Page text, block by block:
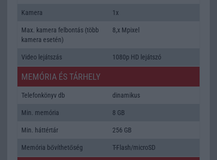
Kamera 1x
Max. kamera felbontás (több
kamera esetén)
8,x Mpixel
Video lejátszás 1080p HD lejátszó
MEMÓRIA ÉS TÁRHELY
Telefonkönyv db dinamikus
Min. memória 8 GB
Min. háttértár 256 GB
Memória bővíthetőség T-Flash/microSD